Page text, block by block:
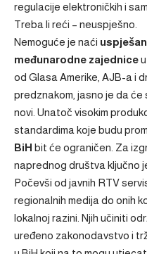
regulacije elektroničkih i
Treba li reći – neuspješno.
Nemoguće je naći
međunarodne zajednice
od Glasa Amerike, AJB-a i
predznakom, jasno je da će
novi. Unatoč visokim
standardima koje budu
BiH bit će ograničen. Za
naprednog društva ključno
Počevši od javnih RTV
regionalnih medija do onih
lokalnoj razini. Njih učiniti
uređeno zakonodavstvo i